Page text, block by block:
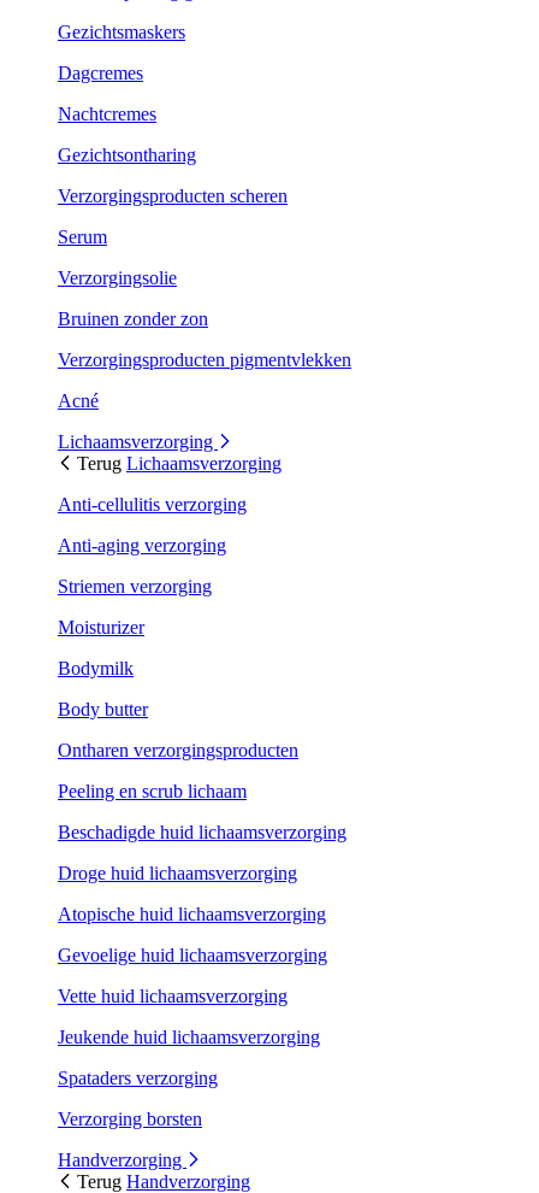
Gezichtsmaskers
Dagcremes
Nachtcremes
Gezichtsontharing
Verzorgingsproducten scheren
Serum
Verzorgingsolie
Bruinen zonder zon
Verzorgingsproducten pigmentvlekken
Acné
Lichaamsverzorging
Terug Lichaamsverzorging
Anti-cellulitis verzorging
Anti-aging verzorging
Striemen verzorging
Moisturizer
Bodymilk
Body butter
Ontharen verzorgingsproducten
Peeling en scrub lichaam
Beschadigde huid lichaamsverzorging
Droge huid lichaamsverzorging
Atopische huid lichaamsverzorging
Gevoelige huid lichaamsverzorging
Vette huid lichaamsverzorging
Jeukende huid lichaamsverzorging
Spataders verzorging
Verzorging borsten
Handverzorging
Terug Handverzorging